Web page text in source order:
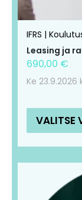
IFRS |
Leasing ja
690,00 €
Ke 23.9.2026
VALITSE